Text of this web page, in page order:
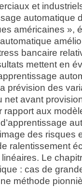
et
automatique
américaines »,
bancaire
mettent en
prévision des
net avant
rapport aux
des risques
ralentissement
Le
: cas de
méthode